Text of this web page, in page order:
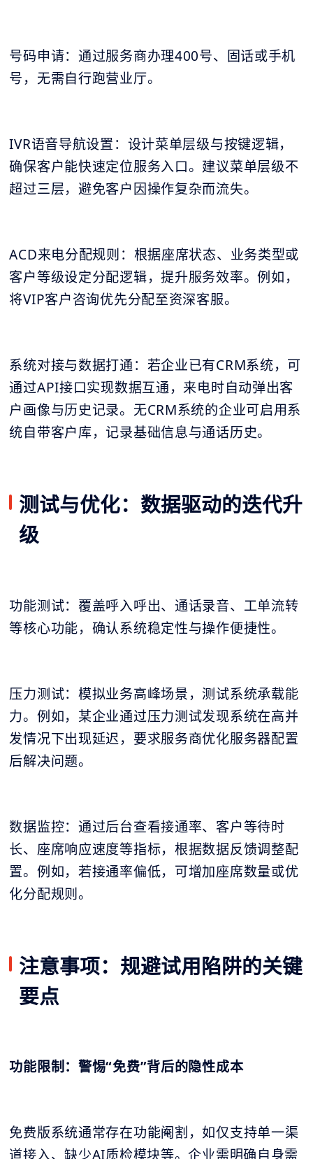
号码申请：通过服务商办理400号、固话或手机
号，无需自行跑营业厅。
IVR语音导航设置：设计菜单层级与按键逻辑，
确保客户能快速定位服务入口。建议菜单层级不
超过三层，避免客户因操作复杂而流失。
ACD来电分配规则：根据座席状态、业务类型或
客户等级设定分配逻辑，提升服务效率。例如，
将VIP客户咨询优先分配至资深客服。
系统对接与数据打通：若企业已有CRM系统，可
通过API接口实现数据互通，来电时自动弹出客
户画像与历史记录。无CRM系统的企业可启用系
统自带客户库，记录基础信息与通话历史。
测试与优化：数据驱动的迭代升
级
功能测试：覆盖呼入呼出、通话录音、工单流转
等核心功能，确认系统稳定性与操作便捷性。
压力测试：模拟业务高峰场景，测试系统承载能
力。例如，某企业通过压力测试发现系统在高并
发情况下出现延迟，要求服务商优化服务器配置
后解决问题。
数据监控：通过后台查看接通率、客户等待时
长、座席响应速度等指标，根据数据反馈调整配
置。例如，若接通率偏低，可增加座席数量或优
化分配规则。
注意事项：规避试用陷阱的关键
要点
功能限制：警惕“免费”背后的隐性成本
免费版系统通常存在功能阉割，如仅支持单一渠
道接入、缺少AI质检模块等。企业需明确自身需